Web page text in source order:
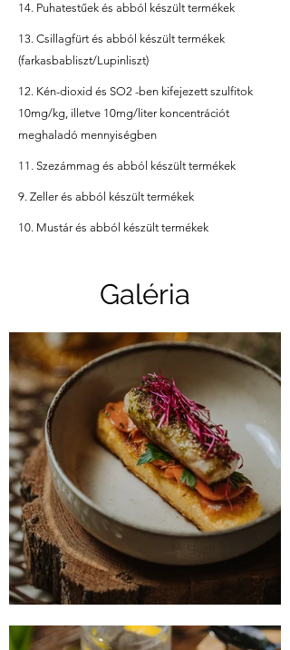
14. Puhatestűek és abból készült termékek
13. Csillagfürt és abból készült termékek
(farkasbabliszt/Lupinliszt)
12. Kén-dioxid és SO2 -ben kifejezett szulfitok
10mg/kg, illetve 10mg/liter koncentrációt
meghaladó mennyiségben
11. Szezámmag és abból készült termékek
9. Zeller és abból készült termékek
10. Mustár és abból készült termékek
Galéria